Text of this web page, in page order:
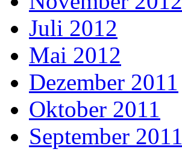
Juli 2012
Mai 2012
Dezember 2011
Oktober 2011
September 2011